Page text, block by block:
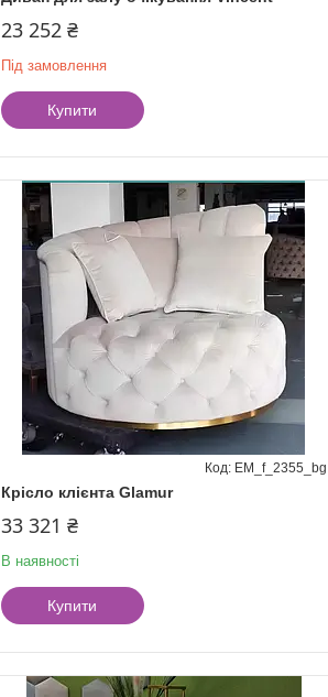
23 252 ₴
Під замовлення
Купити
Крісло клієнта Glamur
EM_f_2355_bg
33 321 ₴
В наявності
Купити